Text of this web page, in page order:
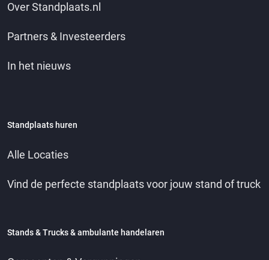
Over Standplaats.nl
Partners & Investeerders
In het nieuws
Standplaats huren
Alle Locaties
Vind de perfecte standplaats voor jouw stand of truck
Stands & Trucks & ambulante handelaren